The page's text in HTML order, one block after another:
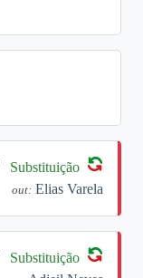
Substituição
out: Elias Varela
Substituição